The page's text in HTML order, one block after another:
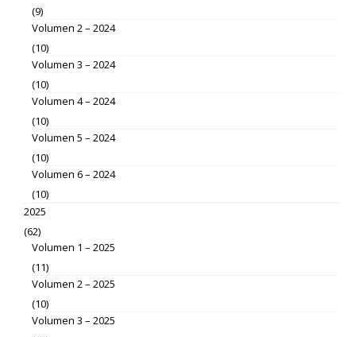
(9)
Volumen 2 – 2024
(10)
Volumen 3 – 2024
(10)
Volumen 4 – 2024
(10)
Volumen 5 – 2024
(10)
Volumen 6 – 2024
(10)
2025
(62)
Volumen 1 – 2025
(11)
Volumen 2 – 2025
(10)
Volumen 3 – 2025